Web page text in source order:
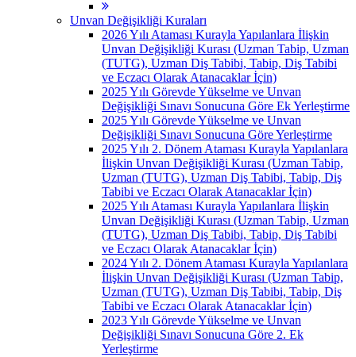
Unvan Değişikliği Kuraları
2026 Yılı Ataması Kurayla Yapılanlara İlişkin
Unvan Değişikliği Kurası (Uzman Tabip, Uzman
(TUTG), Uzman Diş Tabibi, Tabip, Diş Tabibi
ve Eczacı Olarak Atanacaklar İçin)
2025 Yılı Görevde Yükselme ve Unvan
Değişikliği Sınavı Sonucuna Göre Ek Yerleştirme
2025 Yılı Görevde Yükselme ve Unvan
Değişikliği Sınavı Sonucuna Göre Yerleştirme
2025 Yılı 2. Dönem Ataması Kurayla Yapılanlara
İlişkin Unvan Değişikliği Kurası (Uzman Tabip,
Uzman (TUTG), Uzman Diş Tabibi, Tabip, Diş
Tabibi ve Eczacı Olarak Atanacaklar İçin)
2025 Yılı Ataması Kurayla Yapılanlara İlişkin
Unvan Değişikliği Kurası (Uzman Tabip, Uzman
(TUTG), Uzman Diş Tabibi, Tabip, Diş Tabibi
ve Eczacı Olarak Atanacaklar İçin)
2024 Yılı 2. Dönem Ataması Kurayla Yapılanlara
İlişkin Unvan Değişikliği Kurası (Uzman Tabip,
Uzman (TUTG), Uzman Diş Tabibi, Tabip, Diş
Tabibi ve Eczacı Olarak Atanacaklar İçin)
2023 Yılı Görevde Yükselme ve Unvan
Değişikliği Sınavı Sonucuna Göre 2. Ek
Yerleştirme